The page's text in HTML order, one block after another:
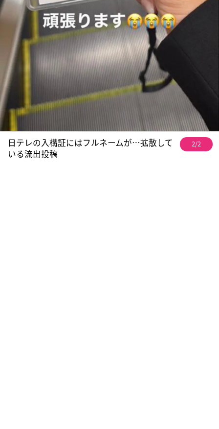
日テレの入構証にはフルネームが…拡散して
いる流出投稿
2/2